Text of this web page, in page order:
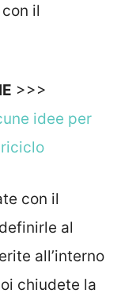
il
>>>
idee per
con il
al
all’interno
chiudete la